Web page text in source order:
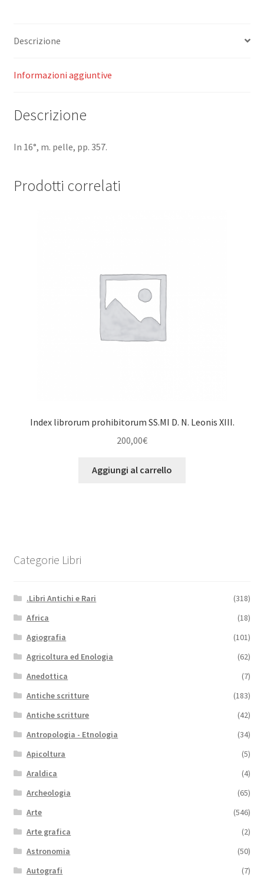
Maximi
editus
quantità
Descrizione
Informazioni aggiuntive
Descrizione
In 16°, m. pelle, pp. 357.
Prodotti correlati
Index librorum prohibitorum SS.MI D. N. Leonis XIII.
200,00€
Aggiungi al carrello
Categorie Libri
.Libri Antichi e Rari
(318)
Africa
(18)
Agiografia
(101)
Agricoltura ed Enologia
(62)
Anedottica
(7)
Antiche scritture
(183)
Antiche scritture
(42)
Antropologia - Etnologia
(34)
Apicoltura
(5)
Araldica
(4)
Archeologia
(65)
Arte
(546)
Arte grafica
(2)
Astronomia
(50)
Autografi
(7)